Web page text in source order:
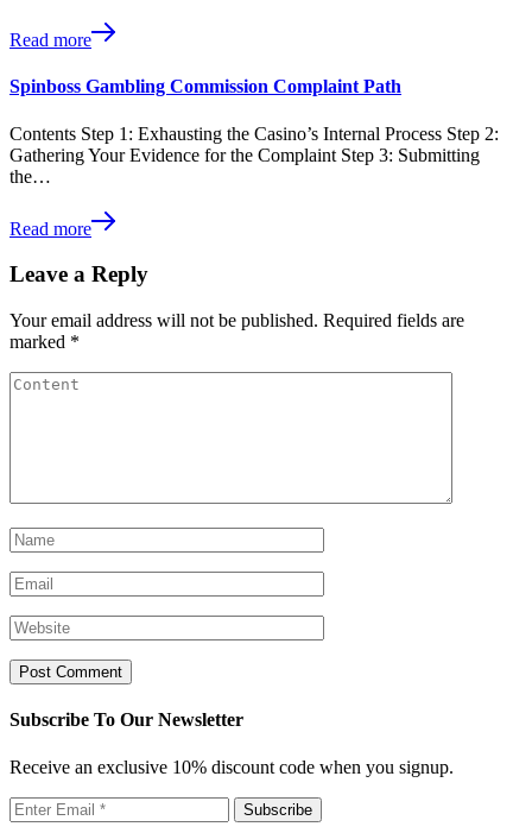
Read more
Spinboss Gambling Commission Complaint Path
Contents Step 1: Exhausting the Casino’s Internal Process Step 2:
Gathering Your Evidence for the Complaint Step 3: Submitting
the…
Read more
Leave a Reply
Your email address will not be published. Required fields are
marked *
Subscribe To Our Newsletter
Receive an exclusive 10% discount code when you signup.